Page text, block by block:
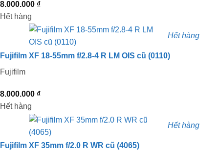
8.000.000 ₫
Hết hàng
Hết hàng
Fujifilm XF 18-55mm f/2.8-4 R LM OIS cũ (0110)
Fujifilm
8.000.000 ₫
Hết hàng
Hết hàng
Fujifilm XF 35mm f/2.0 R WR cũ (4065)